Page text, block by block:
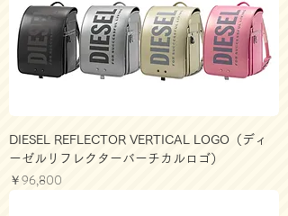
DIESEL REFLECTOR VERTICAL LOGO（ディ
ーゼルリフレクターバーチカルロゴ）
価格
￥96,800